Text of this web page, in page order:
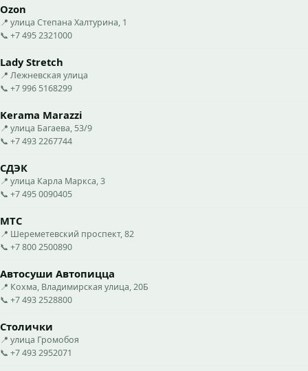
Ozon
📍 улица Степана Халтурина, 1
📞 +7 495 2321000
Lady Stretch
📍 Лежневская улица
📞 +7 996 5168299
Kerama Marazzi
📍 улица Багаева, 53/9
📞 +7 493 2267744
СДЭК
📍 улица Карла Маркса, 3
📞 +7 495 0090405
МТС
📍 Шереметевский проспект, 82
📞 +7 800 2500890
Автосуши Автопицца
📍 Кохма, Владимирская улица, 20Б
📞 +7 493 2528800
Столички
📍 улица Громобоя
📞 +7 493 2952071